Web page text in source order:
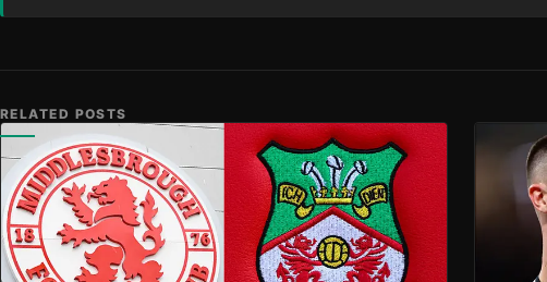
RELATED POSTS